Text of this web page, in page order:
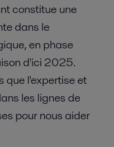
constitue une
dans le
en phase
d'ici 2025.
que l'expertise et
les lignes de
pour nous aider